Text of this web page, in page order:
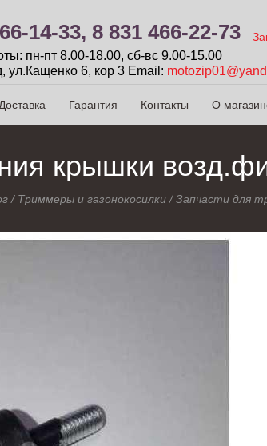
14-33, 8 831 466-22-73
пн-пт 8.00-18.00, сб-вc 9.00-15.00
ул.Кащенко 6, кор 3 Email:
Доставка Гарантия Контакты О
крышки
/ Триммеры и газонокосилки/Запчасти для